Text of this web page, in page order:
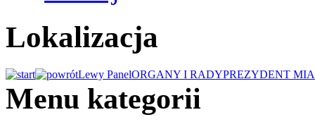
Lokalizacja
Lewy PanelORGANY I RADYPREZYDENT
Menu kategorii